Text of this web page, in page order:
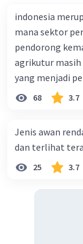
indonesia
mana sektor
pendorong
agrikutur
yang menjadi
indonesia
68 3.7
Jenis awan
dan terlihat
25 3.7